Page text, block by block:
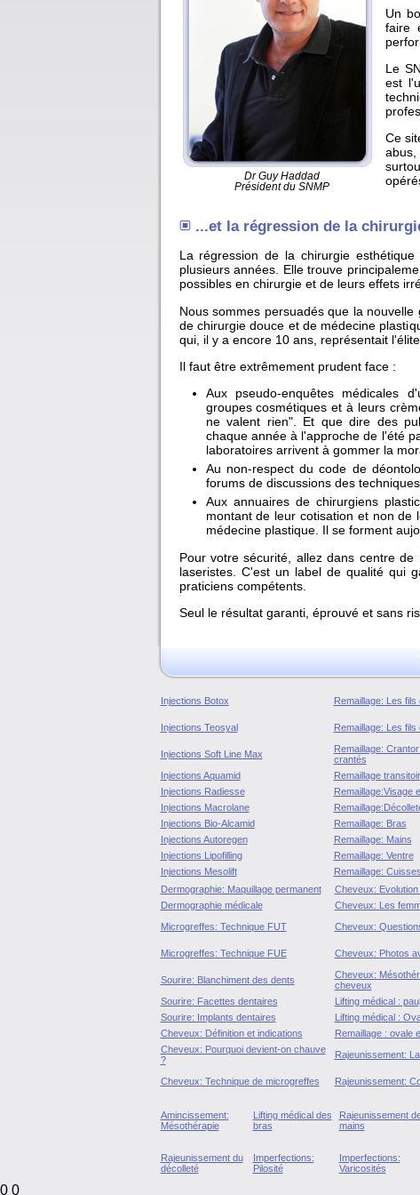
Dr Guy Haddad
Président du SNMP
Un
faire
Le
est
Ce
...et la régression de la
La régression de la chirurgie
plusieurs années. Elle trouve
possibles en chirurgie et de leurs effets
Nous sommes persuadés que la
de chirurgie douce et de médecine
qui, il y a encore 10 ans, représentait
Il faut être extrêmement prudent face :
Aux pseudo-enquêtes médicales
groupes cosmétiques et à leurs
ne valent rien". Et que dire des
chaque année à l'approche de l'été
laboratoires arrivent à gommer la
Au non-respect du code de
forums de discussions des
Aux annuaires de chirurgiens
montant de leur cotisation et non
médecine plastique. Il se forment
Pour votre sécurité, allez dans centre
laseristes. C'est un label de qualité qui
praticiens compétents.
Seul le résultat garanti, éprouvé et sans
Injections Botox Remaillage: Les fils
Injections Teosyal Remaillage: Les fils
Injections Soft Line Max
Remaillage:
crantés
Injections Aquamid
Remaillage
Injections Radiesse
Remaillage:Visage
Injections Macrolane
Injections Bio-Alcamid
Remaillage: Bras
Injections Autoregen
Remaillage: Mains
Injections Lipofilling
Remaillage: Ventre
Injections Mesolift
Remaillage: Cuisses
Dermographie: Maquillage permanent
Cheveux:
Dermographie médicale
Cheveux: Les
Microgreffes: Technique FUT
Cheveux:
Microgreffes: Technique FUE
Cheveux: Photos
Sourire: Blanchiment des dents
Cheveux:
cheveux
Sourire: Facettes dentaires
Lifting médical :
Sourire: Implants dentaires
Lifting médical :
Cheveux: Définition et indications
Remaillage : ovale
Cheveux: Pourquoi devient-on chauve
?
Rajeunissement:
Cheveux: Technique de microgreffes Rajeunissement:
Amincissement:
Mésothérapie
Lifting médical des
bras
Rajeunissement
mains
Rajeunissement du
décolleté
Imperfections:
Pilosité
Imperfections:
Varicosités
0 0